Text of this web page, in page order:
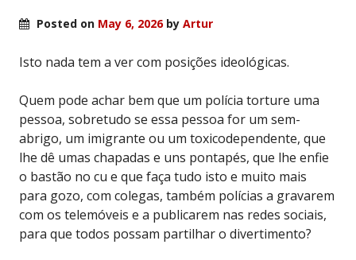
Posted on May 6, 2026by Artur
Isto nada tem a ver com posições ideológicas.
Quem pode achar bem que um polícia torture uma
pessoa, sobretudo se essa pessoa for um sem-
abrigo, um imigrante ou um toxicodependente, que
lhe dê umas chapadas e uns pontapés, que lhe enfie
o bastão no cu e que faça tudo isto e muito mais
para gozo, com colegas, também polícias a gravarem
com os telemóveis e a publicarem nas redes sociais,
para que todos possam partilhar o divertimento?